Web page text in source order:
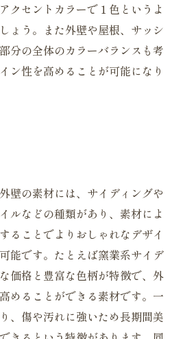
クセントカラーで１色というよ
ょう。また外壁や屋根、サッシ
分の全体のカラーバランスも考
ン性を高めることが可能になり
壁の素材には、サイディングや
ルなどの種類があり、素材によ
ることでよりおしゃれなデザイ
能です。たとえば窯業系サイデ
価格と豊富な色柄が特徴で、外
めることができる素材です。一
、傷や汚れに強いため長期間美